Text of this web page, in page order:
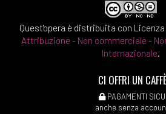
Quest'opera è distribuita con Licenza
Attribuzione - Non commerciale -
Internazionale.
CI OFFRI UN
PAGAMENTI
anche senza